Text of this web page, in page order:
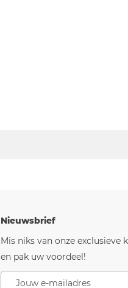
Nieuwsbrief
Mis niks van onze exclusieve
en pak uw voordeel!